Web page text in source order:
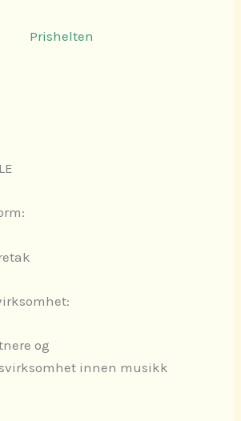
Prishelten
og
innen musikk